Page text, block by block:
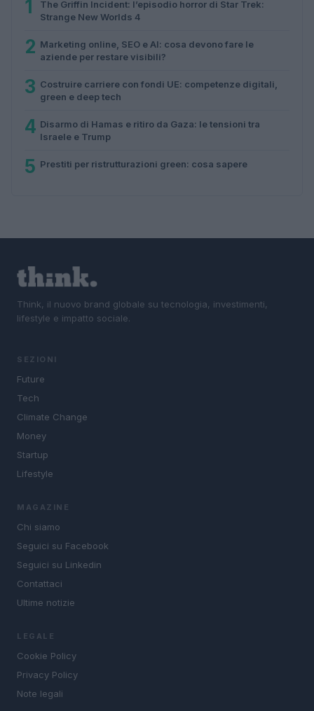
1
The Griffin Incident: l’episodio horror di Star Trek:
Strange New Worlds 4
2 Marketing online, SEO e AI: cosa devono fare le
aziende per restare visibili?
3 Costruire carriere con fondi UE: competenze digitali,
green e deep tech
4 Disarmo di Hamas e ritiro da Gaza: le tensioni tra
Israele e Trump
5 Prestiti per ristrutturazioni green: cosa sapere
Think, il nuovo brand globale su tecnologia, investimenti,
lifestyle e impatto sociale.
SEZIONI
Future
Tech
Climate Change
Money
Startup
Lifestyle
MAGAZINE
Chi siamo
Seguici su Facebook
Seguici su Linkedin
Contattaci
Ultime notizie
LEGALE
Cookie Policy
Privacy Policy
Note legali